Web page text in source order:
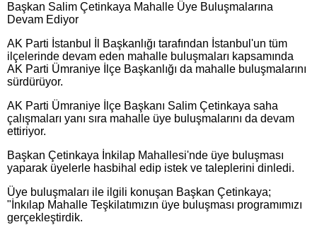
Başkan Salim Çetinkaya Mahalle Üye Buluşmalarına
Devam Ediyor
AK Parti İstanbul İl Başkanlığı tarafından İstanbul'un tüm
ilçelerinde devam eden mahalle buluşmaları kapsamında
AK Parti Ümraniye İlçe Başkanlığı da mahalle buluşmalarını
sürdürüyor.
AK Parti Ümraniye İlçe Başkanı Salim Çetinkaya saha
çalışmaları yanı sıra mahalle üye buluşmalarını da devam
ettiriyor.
Başkan Çetinkaya İnkilap Mahallesi'nde üye buluşması
yaparak üyelerle hasbihal edip istek ve taleplerini dinledi.
Üye buluşmaları ile ilgili konuşan Başkan Çetinkaya;
"İnkılap Mahalle Teşkilatımızın üye buluşması programımızı
gerçekleştirdik.